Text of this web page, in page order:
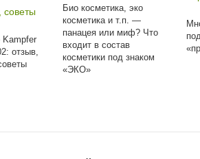
Kampfer
отзыв,
Био косметика, эко
косметика и т.п. —
панацея или миф? Что
входит в состав
косметики под знаком
«ЭКО»